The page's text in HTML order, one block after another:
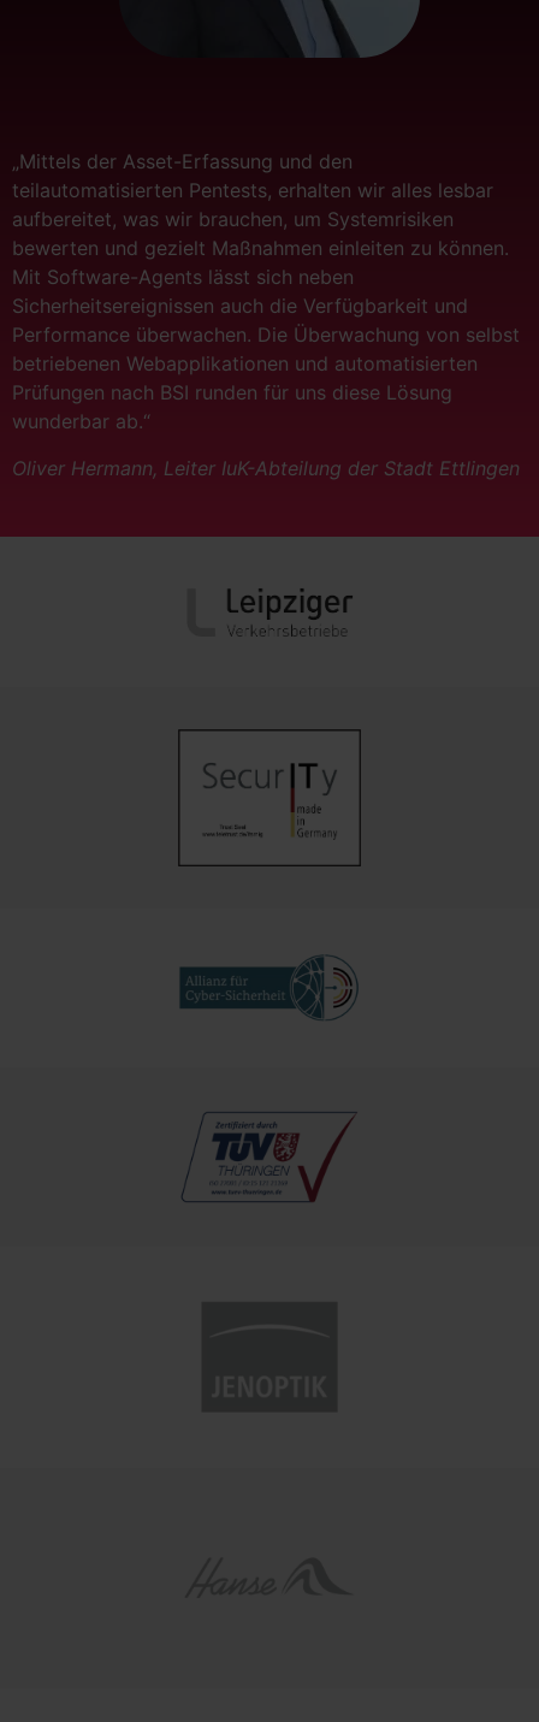
„Mittels der Asset-Erfassung und den
teilautomatisierten Pentests, erhalten wir alles lesbar
aufbereitet, was wir brauchen, um Systemrisiken
bewerten und gezielt Maßnahmen einleiten zu können.
Mit Software-Agents lässt sich neben
Sicherheitsereignissen auch die Verfügbarkeit und
Performance überwachen. Die Überwachung von selbst
betriebenen Webapplikationen und automatisierten
Prüfungen nach BSI runden für uns diese Lösung
wunderbar ab.“
Oliver Hermann, Leiter IuK-Abteilung der Stadt Ettlingen